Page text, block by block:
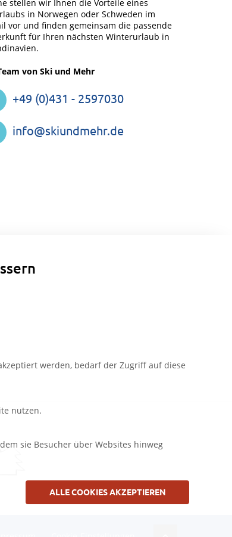
stellen wir Ihnen die Vorteile eines
in Norwegen oder Schweden im
vor und finden gemeinsam die passende
für Ihren nächsten Winterurlaub in
von Ski und Mehr
+49 (0)431 - 2597030
info@skiundmehr.de
werden, bedarf der Zugriff auf diese
nutzen.
sie Besucher über Websites hinweg
ALLE COOKIES AKZEPTIEREN